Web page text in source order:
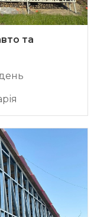
та